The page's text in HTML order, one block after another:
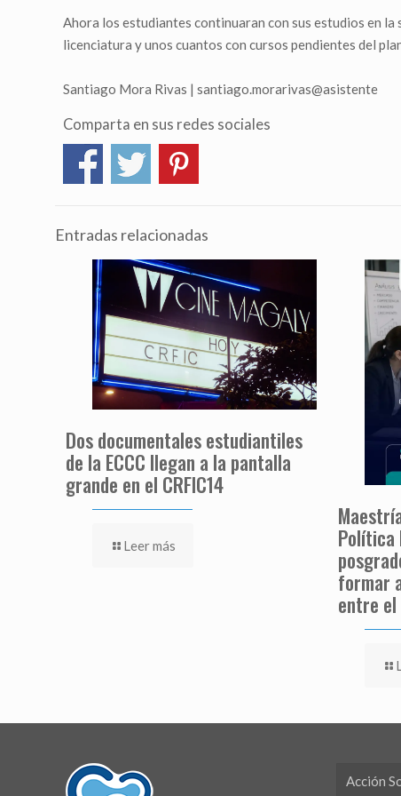
Ahora los estudiantes continuaran con sus estudios en
licenciatura y unos cuantos con cursos pendientes del
Santiago Mora Rivas | santiago.morarivas@asistente
Comparta en sus redes sociales
Entradas relacionadas
Dos documentales estudiantiles
de la ECCC llegan a la pantalla
grande en el CRFIC14
Leer más Política
formar
entre el
Acción